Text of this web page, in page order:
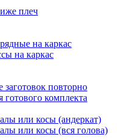
плеч
на каркас
на каркас
повторно
комплекта
или косы (андеркат)
или косы (вся голова)